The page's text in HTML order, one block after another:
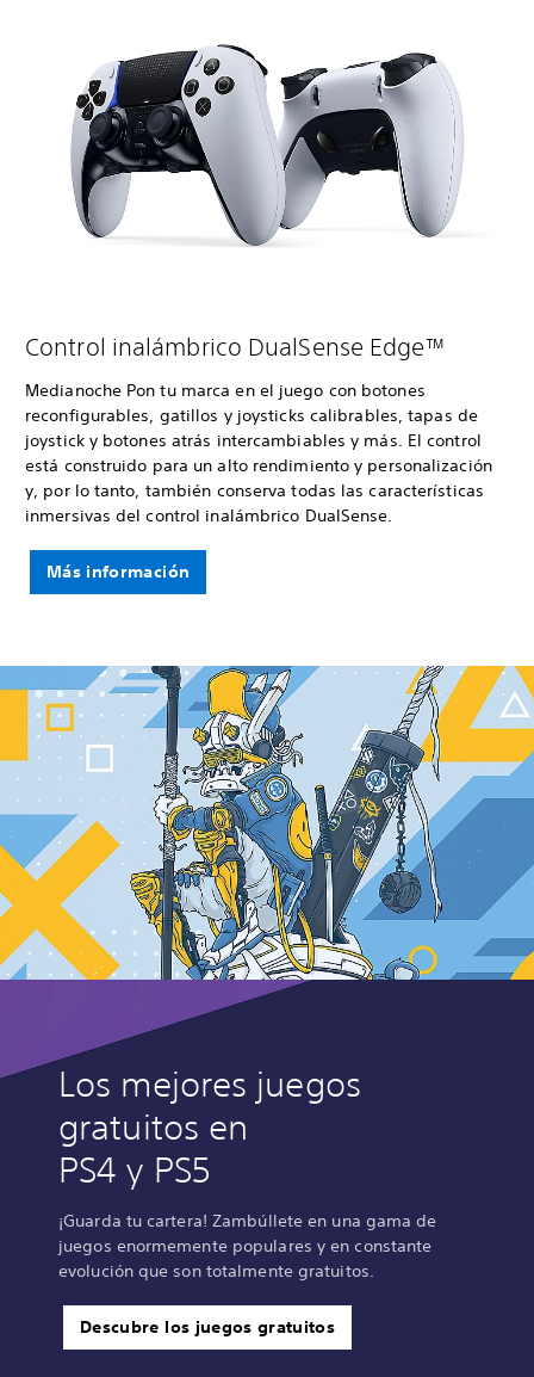
Control inalámbrico DualSense Edge™
Medianoche Pon tu marca en el juego con botones
reconfigurables, gatillos y joysticks calibrables, tapas de
joystick y botones atrás intercambiables y más. El control
está construido para un alto rendimiento y personalización
y, por lo tanto, también conserva todas las características
inmersivas del control inalámbrico DualSense.
Más información
Los mejores juegos
gratuitos en
PS4 y PS5
¡Guarda tu cartera! Zambúllete en una gama de
juegos enormemente populares y en constante
evolución que son totalmente gratuitos.
Descubre los juegos gratuitos